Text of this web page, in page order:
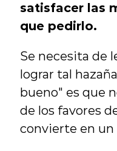
satisfacer las
que pedirlo.
Se necesita de
lograr tal
bueno" es que
de los favores
convierte en un